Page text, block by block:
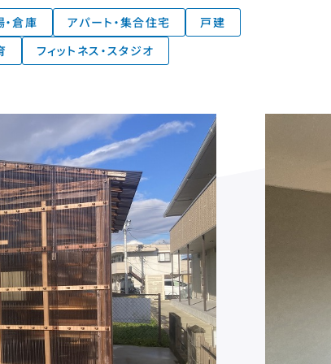
・倉庫 アパート・集合住宅
戸建
フィットネス・スタジオ